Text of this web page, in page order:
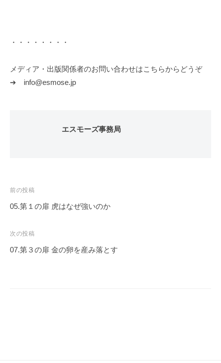
・・・・・・・・
メディア・出版関係者のお問い合わせはこちらからどうぞ
➔ info@esmose.jp
エスモーズ事務局
投
稿
ビ
ゲ
前の投稿
05.第１の扉 虎はなぜ強いのか
次の投稿
07.第３の扉 金の卵を産み落とす